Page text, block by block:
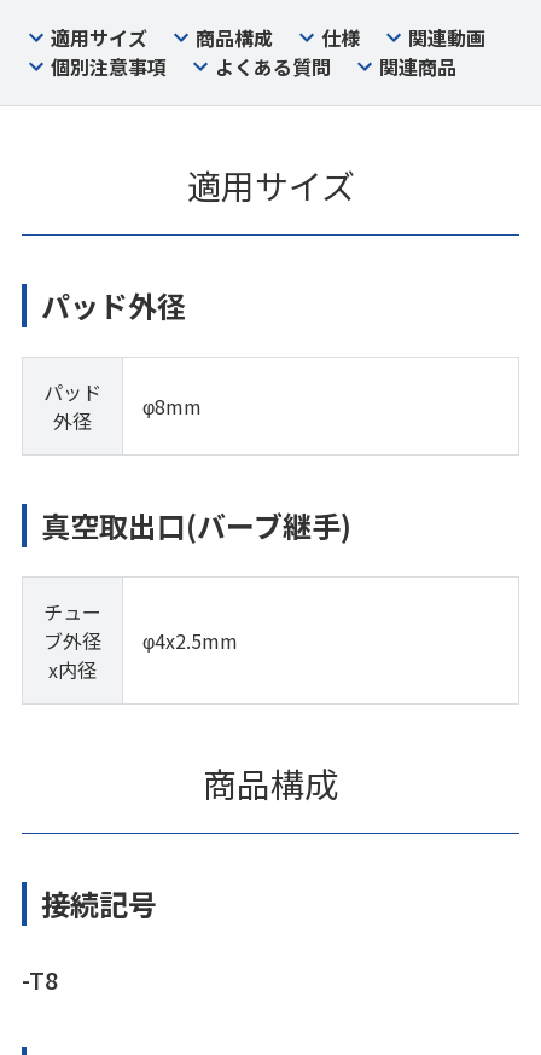
適用サイズ 商品構成 仕様
関連動画
個別注意事項
よくある質問 関連商品
適用サイズ
パッド外径
パッド
外径
φ8mm
真空取出口(バーブ継手)
チュー
ブ外径
x内径
φ4x2.5mm
商品構成
接続記号
-T8